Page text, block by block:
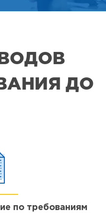
ДО
по требованиям